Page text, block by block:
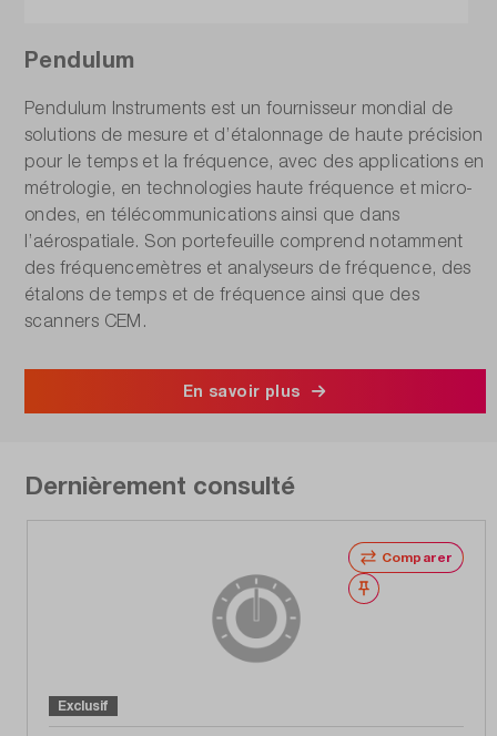
Pendulum
Pendulum Instruments est un fournisseur mondial de
solutions de mesure et d’étalonnage de haute précision
pour le temps et la fréquence, avec des applications en
métrologie, en technologies haute fréquence et micro-
ondes, en télécommunications ainsi que dans
l’aérospatiale. Son portefeuille comprend notamment
des fréquencemètres et analyseurs de fréquence, des
étalons de temps et de fréquence ainsi que des
scanners CEM.
En savoir plus
Dernièrement consulté
Comparer
Noter
Exclusif